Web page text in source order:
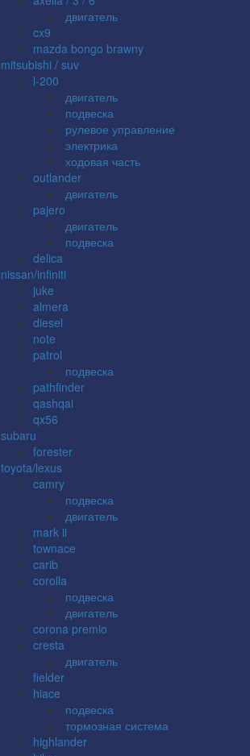
двигатель
cx9
mazda bongo brawny
mitsubishi / suv
l-200
двигатель
подвеска
рулевое управление
электрика
ходовая часть
outlander
двигатель
pajero
двигатель
подвеска
delica
nissan/infiniti
juke
almera
diesel
note
patrol
подвеска
pathfinder
qashqai
qx56
subaru
forester
toyota/lexus
camry
подвеска
двигатель
mark ii
townace
carib
corolla
подвеска
двигатель
corona premio
cresta
двигатель
fielder
hiace
подвеска
тормозная система
highlander